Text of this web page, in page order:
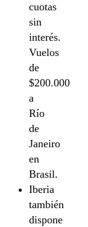
cuotas
sin
interés.
Vuelos
de
$200.000
a
Río
de
Janeiro
en
Brasil.
Iberia
también
dispone